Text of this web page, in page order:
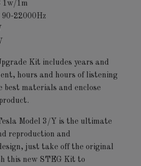
1w/1m
22000Hz
Kit includes years and
hours and hours of listening
best materials and enclose
Model 3/Y is the ultimate
reproduction and
just take off the original
this new STEG Kit to